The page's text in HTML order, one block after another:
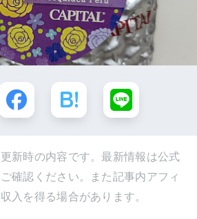
新時の内容です。最新情報は公式
確認ください。また記事内アフィ
入を得る場合があります。